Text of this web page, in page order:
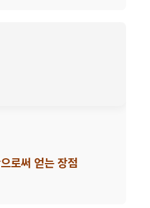
로써 얻는 장점